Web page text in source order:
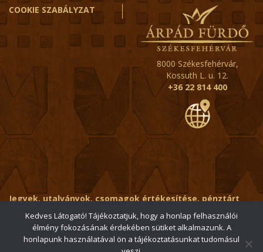
COOKIE SZABÁLYZAT
8000 Székesfehérvár,
Kossuth L. u. 12.
+36 22 814 400
Jegyek, utalványok, csomagok értékesítése, pénztárt
érintő kérdések:
ertekesito@fehervar-arpadfurdo.hu
Általános érdeklődés: info@fehervar-arpadfurdo.hu
Kedves Látogató! Tájékoztatjuk, hogy a honlap felhasználói
élmény fokozásának érdekében sütiket alkalmazunk. A
honlapunk használatával ön a tájékoztatásunkat tudomásul